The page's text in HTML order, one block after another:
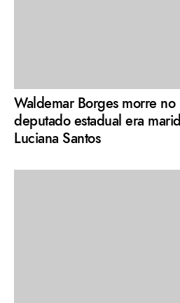
Waldemar Borges morre
deputado estadual era
Luciana Santos